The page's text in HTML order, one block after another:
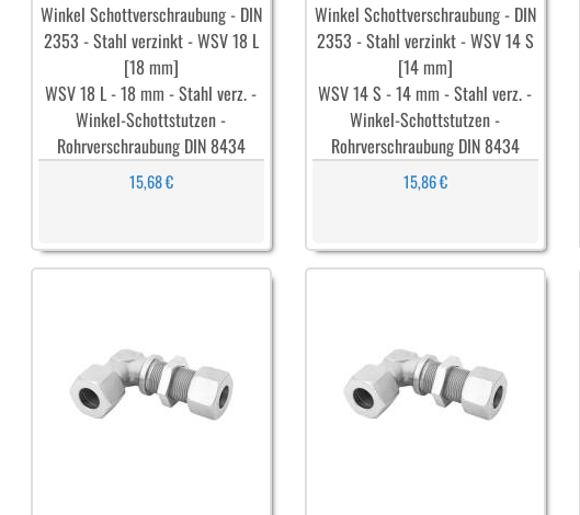
Winkel Schottverschraubung - DIN
2353 - Stahl verzinkt - WSV 18 L
[18 mm]
WSV 18 L - 18 mm - Stahl verz. -
Winkel-Schottstutzen -
Rohrverschraubung DIN 8434
15,68 €
Winkel Schottverschraubung - DIN
2353 - Stahl verzinkt - WSV 14 S
[14 mm]
WSV 14 S - 14 mm - Stahl verz. -
Winkel-Schottstutzen -
Rohrverschraubung DIN 8434
15,86 €